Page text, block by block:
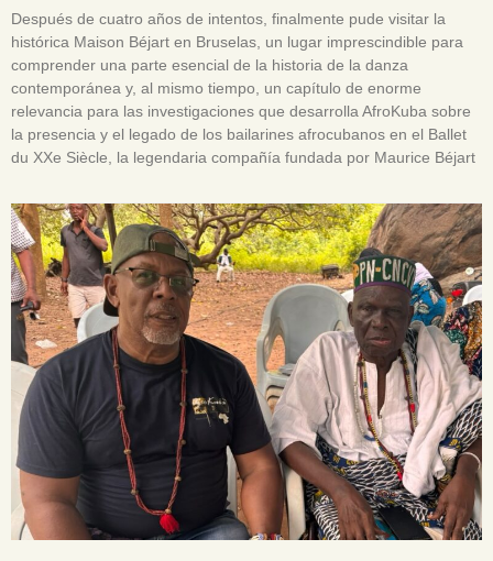
Después de cuatro años de intentos, finalmente pude visitar la
histórica Maison Béjart en Bruselas, un lugar imprescindible para
comprender una parte esencial de la historia de la danza
contemporánea y, al mismo tiempo, un capítulo de enorme
relevancia para las investigaciones que desarrolla AfroKuba sobre
la presencia y el legado de los bailarines afrocubanos en el Ballet
du XXe Siècle, la legendaria compañía fundada por Maurice Béjart